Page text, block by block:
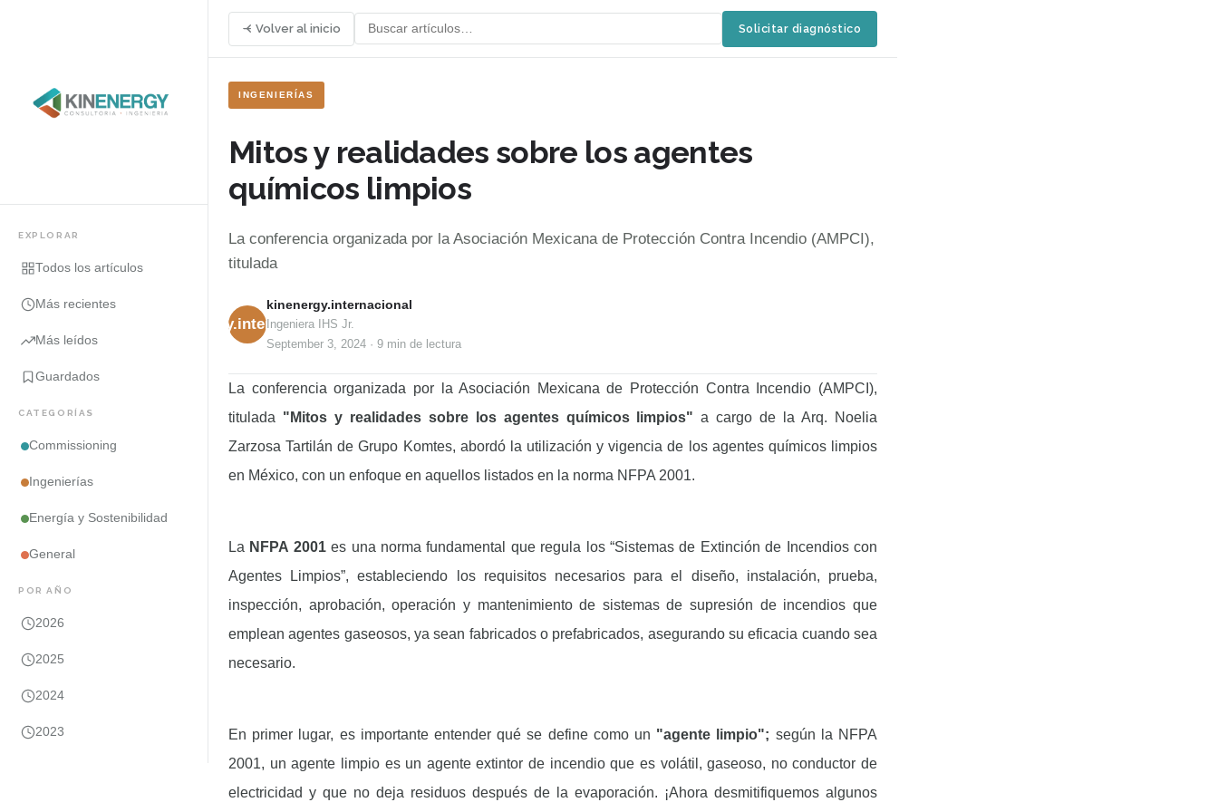
EXPLORAR
Todos los artículos
Más recientes
Más leídos
Guardados
CATEGORÍAS
Commissioning
Ingenierías
Energía y Sostenibilidad
General
POR AÑO
2026
2025
2024
2023
Volver al inicio Solicitar diagnóstico
INGENIERÍAS
Mitos y realidades sobre los agentes
químicos limpios
La conferencia organizada por la Asociación Mexicana de Protección Contra Incendio (AMPCI),
titulada
kinenergy.internacional
kinenergy.internacional
Ingeniera IHS Jr.
September 3, 2024 · 9 min de lectura
La conferencia organizada por la Asociación Mexicana de Protección Contra Incendio (AMPCI),
titulada "Mitos y realidades sobre los agentes químicos limpios"a cargo de la Arq. Noelia
Zarzosa Tartilán de Grupo Komtes, abordó la utilización y vigencia de los agentes químicos limpios
en México, con un enfoque en aquellos listados en la norma NFPA 2001.
La NFPA 2001es una norma fundamental que regula los “Sistemas de Extinción de Incendios con
Agentes Limpios”, estableciendo los requisitos necesarios para el diseño, instalación, prueba,
inspección, aprobación, operación y mantenimiento de sistemas de supresión de incendios que
emplean agentes gaseosos, ya sean fabricados o prefabricados, asegurando su eficacia cuando sea
necesario.
En primer lugar, es importante entender qué se define como un "agente limpio"; según la NFPA
2001, un agente limpio es un agente extintor de incendio que es volátil, gaseoso, no conductor de
electricidad y que no deja residuos después de la evaporación. ¡Ahora desmitifiquemos algunos